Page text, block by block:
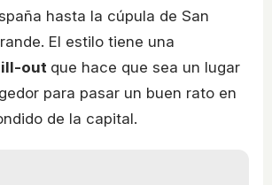
hasta la cúpula de San
El estilo tiene una
out que hace que sea un lugar
para pasar un buen rato en
de la capital.